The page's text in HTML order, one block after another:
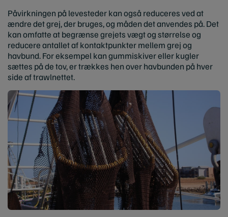
Påvirkningen på levesteder kan også reduceres ved at
ændre det grej, der bruges, og måden det anvendes på. Det
kan omfatte at begrænse grejets vægt og størrelse og
reducere antallet af kontaktpunkter mellem grej og
havbund. For eksempel kan gummiskiver eller kugler
sættes på de tov, er trækkes hen over havbunden på hver
side af trawlnettet.